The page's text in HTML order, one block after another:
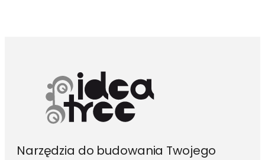
Narzędzia do budowania Twojego